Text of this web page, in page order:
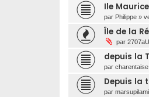
Ile Maurice
par Philippe »
Île de la
par
depuis la
par charentaise
Depuis la
par